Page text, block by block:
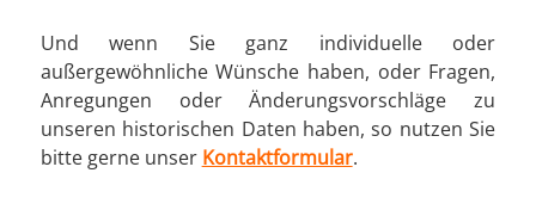
Und wenn Sie ganz individuelle oder
außergewöhnliche Wünsche haben, oder Fragen,
Anregungen oder Änderungsvorschläge zu
unseren historischen Daten haben, so nutzen Sie
bitte gerne unser Kontaktformular.